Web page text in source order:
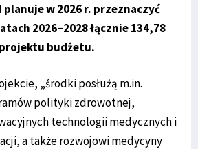
w 2026 r. przeznaczyć
2026–2028 łącznie 134,78
budżetu.
„środki posłużą m.in.
polityki zdrowotnej,
technologii medycznych i
a także rozwojowi medycyny